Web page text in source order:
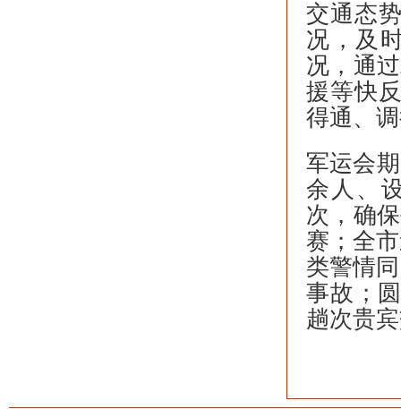
交通态
况，及
况，通
援等快
得通、
军运会
余人、
次，确
赛；全
类警情
事故；
趟次贵